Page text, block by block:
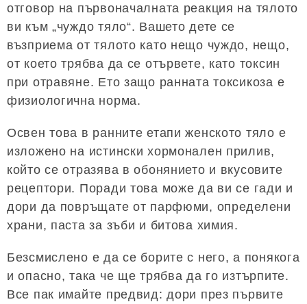
отговор на първоначалната реакция на тялото
ви към „чуждо тяло“. Вашето дете се
възприема от тялото като нещо чуждо, нещо,
от което трябва да се отървете, като токсин
при отравяне. Ето защо ранната токсикоза е
физиологична норма.
Освен това в ранните етапи женското тяло е
изложено на истински хормонален прилив,
който се отразява в обонянието и вкусовите
рецептори. Поради това може да ви се гади и
дори да повръщате от парфюми, определени
храни, паста за зъби и битова химия.
Безсмислено е да се борите с него, а понякога
и опасно, така че ще трябва да го изтърпите.
Все пак имайте предвид: дори през първите